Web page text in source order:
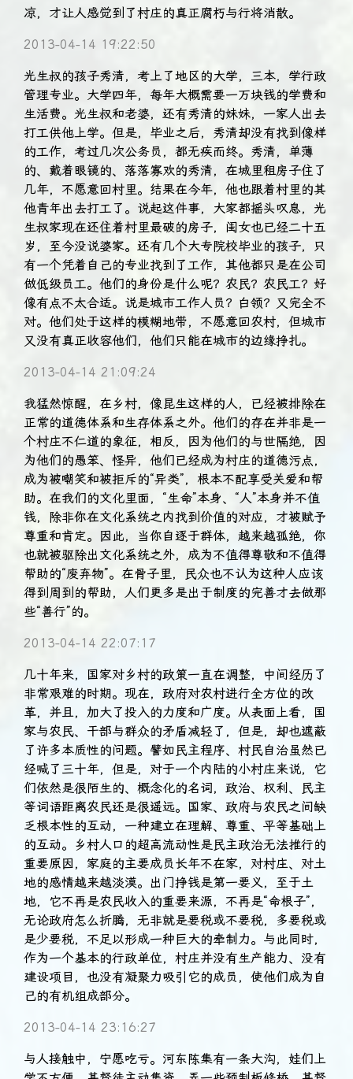
凉，才让人感觉到了村庄的真正腐朽与行将消散。
2013-04-14 19:22:50
光生叔的孩子秀清，考上了地区的大学，三本，学行政
管理专业。大学四年，每年大概需要一万块钱的学费和
生活费。光生叔和老婆，还有秀清的妹妹，一家人出去
打工供他上学。但是，毕业之后，秀清却没有找到像样
的工作，考过几次公务员，都无疾而终。秀清，单薄
的、戴着眼镜的、落落寡欢的秀清，在城里租房子住了
几年，不愿意回村里。结果在今年，他也跟着村里的其
他青年出去打工了。说起这件事，大家都摇头叹息，光
生叔家现在还住着村里最破的房子，闺女也已经二十五
岁，至今没说婆家。还有几个大专院校毕业的孩子，只
有一个凭着自己的专业找到了工作，其他都只是在公司
做低级员工。他们的身份是什么呢？农民？农民工？好
像有点不太合适。说是城市工作人员？白领？又完全不
对。他们处于这样的模糊地带，不愿意回农村，但城市
又没有真正收容他们，他们只能在城市的边缘挣扎。
2013-04-14 21:09:24
我猛然惊醒，在乡村，像昆生这样的人，已经被排除在
正常的道德体系和生存体系之外。他们的存在并非是一
个村庄不仁道的象征，相反，因为他们的与世隔绝，因
为他们的愚笨、怪异，他们已经成为村庄的道德污点，
成为被嘲笑和被拒斥的“异类”，根本不配享受关爱和帮
助。在我们的文化里面，“生命”本身、“人”本身并不值
钱，除非你在文化系统之内找到价值的对应，才被赋予
尊重和肯定。因此，当你自逐于群体，越来越孤绝，你
也就被驱除出文化系统之外，成为不值得尊敬和不值得
帮助的“废弃物”。在骨子里，民众也不认为这种人应该
得到周到的帮助，人们更多是出于制度的完善才去做那
些“善行”的。
2013-04-14 22:07:17
几十年来，国家对乡村的政策一直在调整，中间经历了
非常艰难的时期。现在，政府对农村进行全方位的改
革，并且，加大了投入的力度和广度。从表面上看，国
家与农民、干部与群众的矛盾减轻了，但是，却也遮蔽
了许多本质性的问题。譬如民主程序、村民自治虽然已
经喊了三十年，但是，对于一个内陆的小村庄来说，它
们依然是很陌生的、概念化的名词，政治、权利、民主
等词语距离农民还是很遥远。国家、政府与农民之间缺
乏根本性的互动，一种建立在理解、尊重、平等基础上
的互动。乡村人口的超高流动性是民主政治无法推行的
重要原因，家庭的主要成员长年不在家，对村庄、对土
地的感情越来越淡漠。出门挣钱是第一要义，至于土
地，它不再是农民收入的重要来源，不再是“命根子”，
无论政府怎么折腾，无非就是要税或不要税，多要税或
是少要税，不足以形成一种巨大的牵制力。与此同时，
作为一个基本的行政单位，村庄并没有生产能力、没有
建设项目，也没有凝聚力吸引它的成员，使他们成为自
己的有机组成部分。
2013-04-14 23:16:27
与人接触中，宁愿吃亏。河东陈集有一条大沟，娃们上